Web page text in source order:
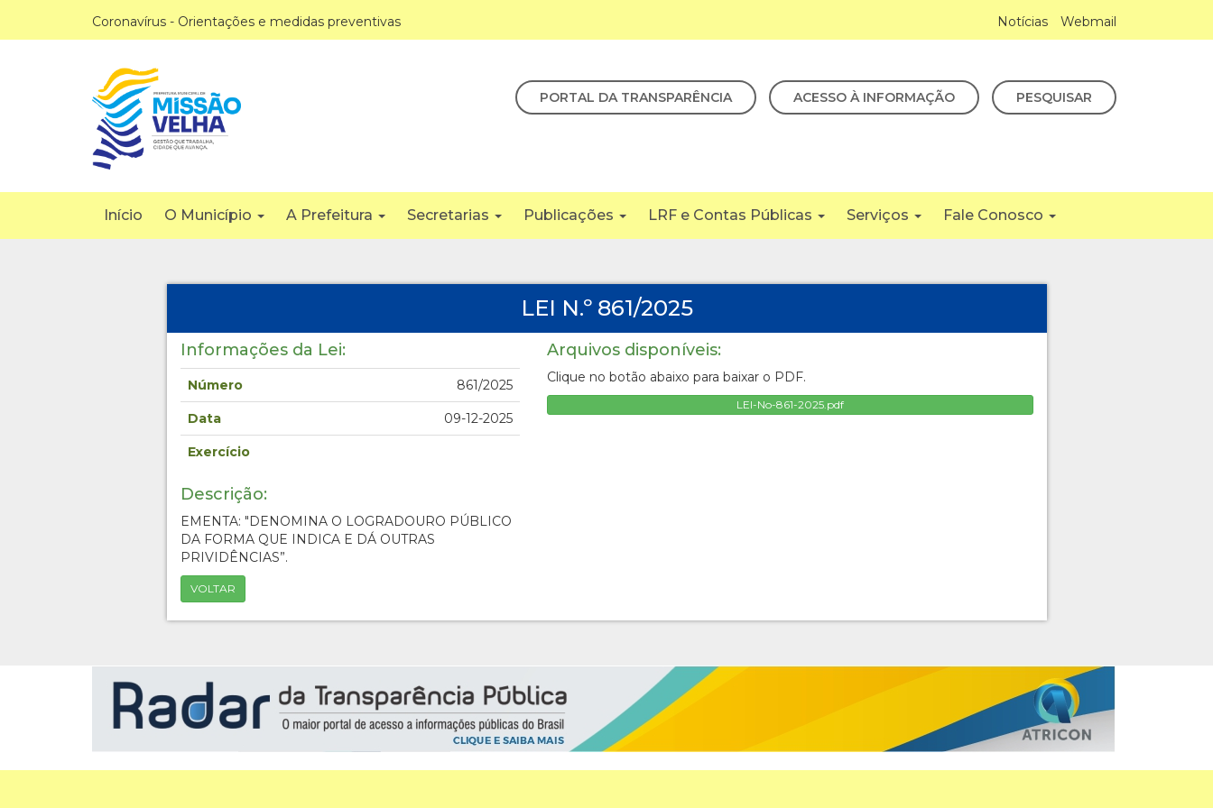
Coronavírus - Orientações e medidas preventivas Notícias Webmail
PORTAL DA TRANSPARÊNCIA ACESSO À INFORMAÇÃO PESQUISAR
Início O Município A Prefeitura Secretarias Publicações LRF e Contas Públicas Serviços Fale Conosco
LEI N.º 861/2025
Informações da Lei:
Número 861/2025
Data 09-12-2025
Exercício
Descrição:
EMENTA: "DENOMINA O LOGRADOURO PÚBLICO
DA FORMA QUE INDICA E DÁ OUTRAS
PRIVIDÊNCIAS”.
VOLTAR
Arquivos disponíveis:
Clique no botão abaixo para baixar o PDF.
LEI-No-861-2025.pdf